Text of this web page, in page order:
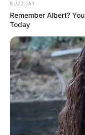
BUZZDAY
Remember Albert?
Today